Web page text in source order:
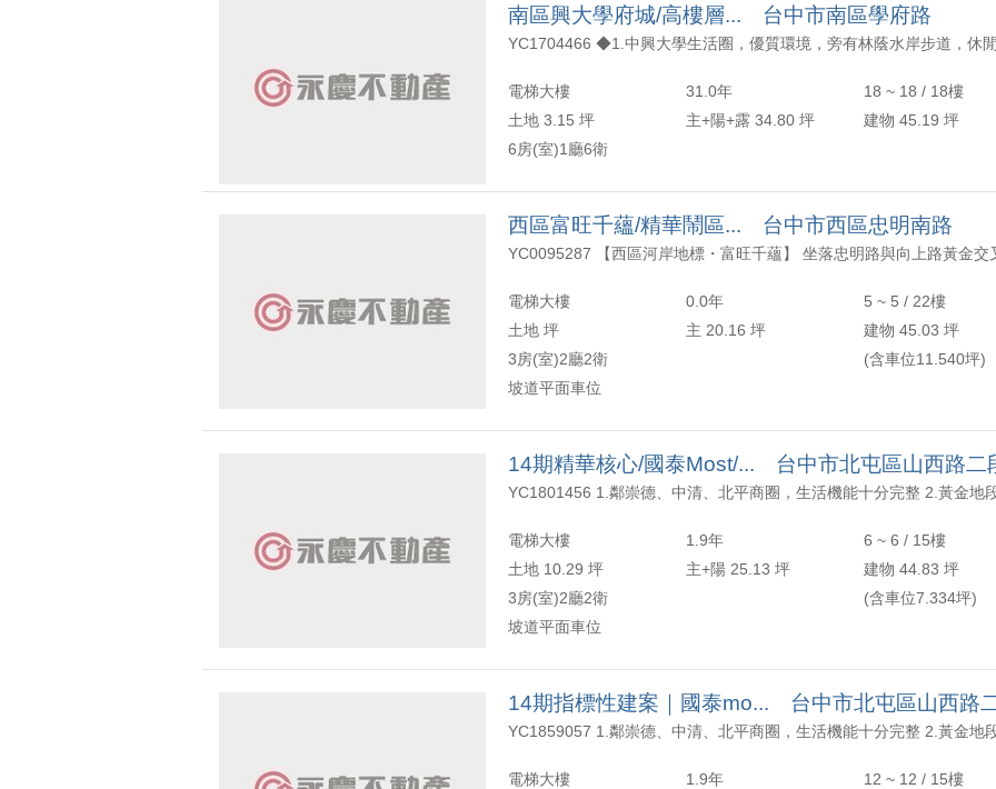
南投縣-國姓鄉
苗栗縣-三義鄉
雲林縣-土庫鎮
桃園市-八德區
南區興大學府城/高樓層... 台中市南區學府路
電梯大樓 31.0年
18 ~ 18 / 18樓
土地 3.15 坪
主+陽+露 34.80 坪
建物 45.19 坪
6房(室)1廳6衛
西區富旺千蘊/精華鬧區... 台中市西區忠明南路
電梯大樓 0.0年
5 ~ 5 / 22樓
土地 坪
主 20.16 坪
建物 45.03 坪
3房(室)2廳2衛
(含車位11.540坪)
坡道平面車位
14期精華核心/國泰Most/... 台中市北屯區山西路二
電梯大樓 1.9年
6 ~ 6 / 15樓
土地 10.29 坪
主+陽 25.13 坪
建物 44.83 坪
3房(室)2廳2衛
(含車位7.334坪)
坡道平面車位
14期指標性建案｜國泰mo... 台中市北屯區山西路
電梯大樓 1.9年
12 ~ 12 / 15樓